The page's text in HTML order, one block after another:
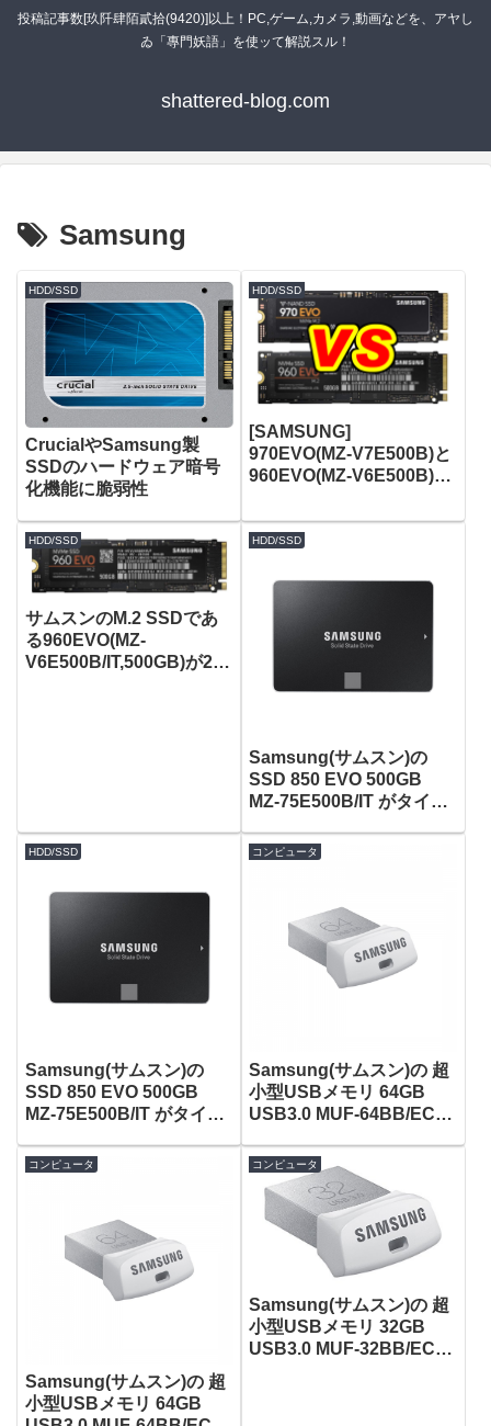
投稿記事数[玖阡肆陌貳拾(9420)]以上！PC,ゲーム,カメラ,動画などを、アヤし
ゐ「專門妖語」を使ッて解説スル！
shattered-blog.com
Samsung
HDD/SSD
CrucialやSamsung製
SSDのハードウェア暗号
化機能に脆弱性
HDD/SSD
[SAMSUNG]
970EVO(MZ-V7E500B)と
960EVO(MZ-V6E500B)が
比較]
HDD/SSD
サムスンのM.2 SSDであ
る960EVO(MZ-
V6E500B/IT,500GB)が2万
HDD/SSD
Samsung(サムスン)の
SSD 850 EVO 500GB
MZ-75E500B/IT がタイム
HDD/SSD
Samsung(サムスン)の
SSD 850 EVO 500GB
MZ-75E500B/IT がタイム
コンピュータ
Samsung(サムスン)の 超
小型USBメモリ 64GB
USB3.0 MUF-64BB/EC
円！
コンピュータ
Samsung(サムスン)の 超
小型USBメモリ 64GB
コンピュータ
Samsung(サムスン)の 超
小型USBメモリ 32GB
USB3.0 MUF-32BB/EC